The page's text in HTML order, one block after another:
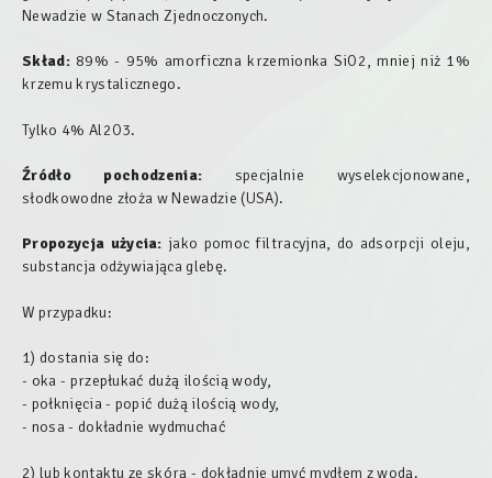
Newadzie w Stanach Zjednoczonych.
Skład:89% - 95% amorficzna krzemionka SiO2, mniej niż 1%
krzemu krystalicznego.
Tylko 4% Al2O3.
Źródło pochodzenia: specjalnie wyselekcjonowane,
słodkowodne złoża w Newadzie (USA).
Propozycja użycia: jako pomoc filtracyjna, do adsorpcji oleju,
substancja odżywiająca glebę.
W przypadku:
1) dostania się do:
- oka - przepłukać dużą ilością wody,
- połknięcia - popić dużą ilością wody,
- nosa - dokładnie wydmuchać
2) lub kontaktu ze skórą - dokładnie umyć mydłem z wodą.